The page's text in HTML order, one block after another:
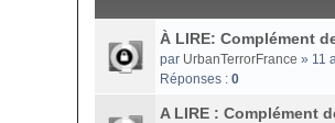
À LIRE: Complément
par UrbanTerrorFrance » 11
Réponses : 0
A LIRE : Complément